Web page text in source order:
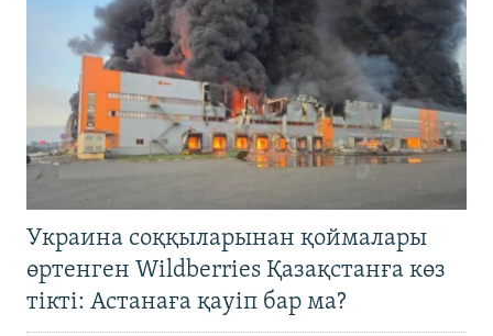
Украина соққыларынан қоймалары
өртенген Wildberries Қазақстанға көз
тікті: Астанаға қауіп бар ма?